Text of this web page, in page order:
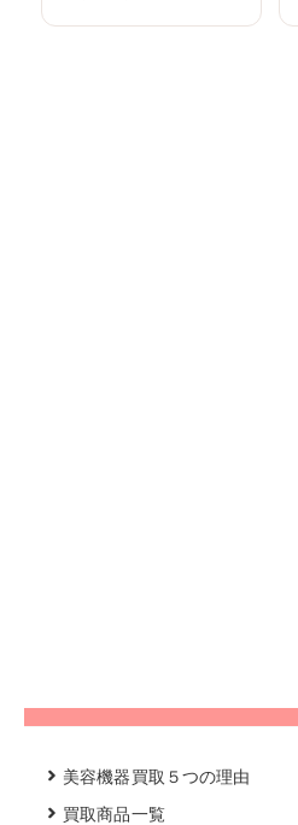
美容機器買取５つの理由
買取商品一覧